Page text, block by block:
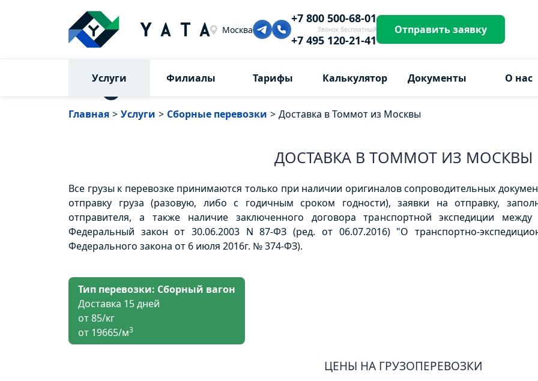
Москва
+7 800 500-68-01
Звонок бесплатный
+7 495 120-21-41
Отправить заявку
Услуги Филиалы Тарифы Калькулятор Документы О нас
Главная > Услуги > Сборные перевозки > Доставка в Томмот из Москвы
ДОСТАВКА В ТОММОТ ИЗ МОСКВЫ
Все грузы к перевозке принимаются только при наличии оригиналов сопроводительных
отправку груза (разовую, либо с годичным сроком годности), заявки на отправку,
отправителя, а также наличие заключенного договора транспортной экспедиции
Федеральный закон от 30.06.2003 N 87-ФЗ (ред. от 06.07.2016) "О транспортно-
Федерального закона от 6 июля 2016г. № 374-ФЗ).
Тип перевозки: Сборный вагон
Доставка 15 дней
от 85/кг
от 19665/м3
ЦЕНЫ НА ГРУЗОПЕРЕВОЗКИ